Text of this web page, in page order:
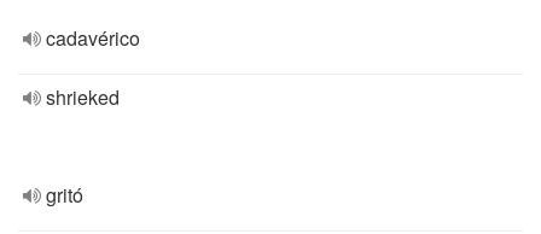
cadavérico
shrieked
gritó